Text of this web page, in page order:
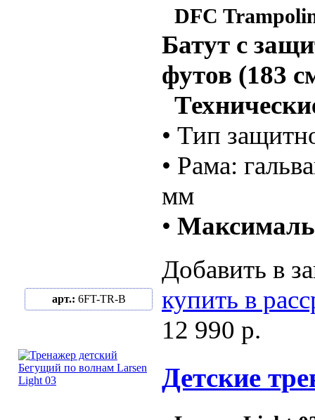
DFC
Батут с
футов (183
• Тип
• Рама:
мм
•
арт.: 6FT-TR-B
Добавить в
купить в
12 990 р.
Детские